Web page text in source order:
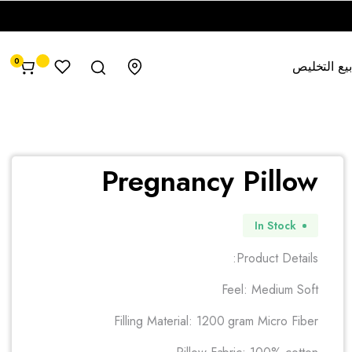
بيع التخليص 0
Pregnancy Pillow
In Stock
Product Details:
Feel: Medium Soft
Filling Material: 1200 gram Micro Fiber